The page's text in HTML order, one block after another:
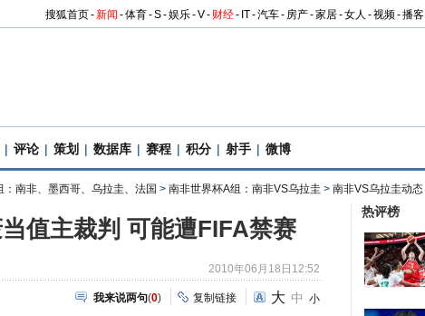
搜狐首页-新闻 -体育-S-娱乐-V- 财经- IT-汽车- 房产-家居-女人 -视频-播客
| 评论 | 策划 | 数据库 | 赛程 | 积分 | 射手 | 微博
：南非、墨西哥、乌拉圭、法国 > 南非世界杯A组：南非VS乌拉圭 > 南非VS乌拉圭动态
值主裁判 可能遭FIFA禁赛
2010年06月18日12:52
我来说两句(0) 复制链接 大 中 小
热评榜